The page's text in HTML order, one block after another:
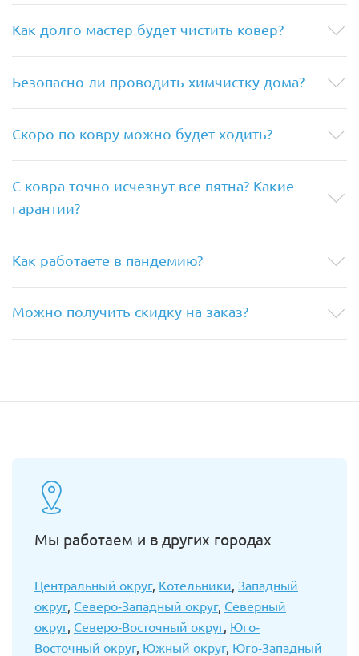
Как долго мастер будет чистить ковер?
Безопасно ли проводить химчистку дома?
Скоро по ковру можно будет ходить?
С ковра точно исчезнут все пятна? Какие
гарантии?
Как работаете в пандемию?
Можно получить скидку на заказ?
Мы работаем и в других городах
Центральный округ, Котельники, Западный
округ, Северо-Западный округ, Северный
округ, Северо-Восточный округ, Юго-
Восточный округ, Южный округ, Юго-Западный